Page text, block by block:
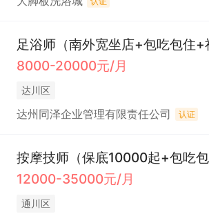
足浴师（南外宽坐店+包吃包住+
8000-20000元/月
达川区
达州同泽企业管理有限责任公司 认证
12000-35000元/月
通川区